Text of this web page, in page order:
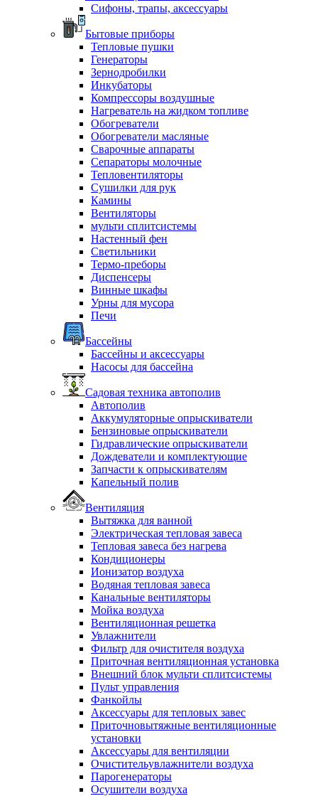
Сифоны, трапы, аксессуары
Бытовые приборы
Тепловые пушки
Генераторы
Зернодробилки
Инкубаторы
Компрессоры воздушные
Нагреватель на жидком топливе
Обогреватели
Обогреватели масляные
Сварочные аппараты
Сепараторы молочные
Тепловентиляторы
Сушилки для рук
Камины
Вентиляторы
мульти сплитсистемы
Настенный фен
Светильники
Термо-преборы
Диспенсеры
Винные шкафы
Урны для мусора
Печи
Бассейны
Бассейны и аксессуары
Насосы для бассейна
Садовая техника автополив
Автополив
Аккумуляторные опрыскиватели
Бензиновые опрыскиватели
Гидравлические опрыскиватели
Дождеватели и комплектующие
Запчасти к опрыскивателям
Капельный полив
Вентиляция
Вытяжка для ванной
Электрическая тепловая завеса
Тепловая завеса без нагрева
Кондиционеры
Ионизатор воздуха
Водяная тепловая завеса
Канальные вентиляторы
Мойка воздуха
Вентиляционная решетка
Увлажнители
Фильтр для очистителя воздуха
Приточная вентиляционная установка
Внешний блок мульти сплитсистемы
Пульт управления
Фанкойлы
Аксессуары для тепловых завес
Приточновытяжные вентиляционные
установки
Аксессуары для вентиляции
Очистительувлажнители воздуха
Парогенераторы
Осушители воздуха